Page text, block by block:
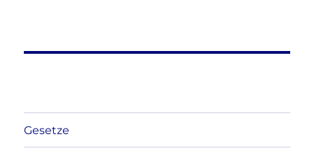
Gesetze